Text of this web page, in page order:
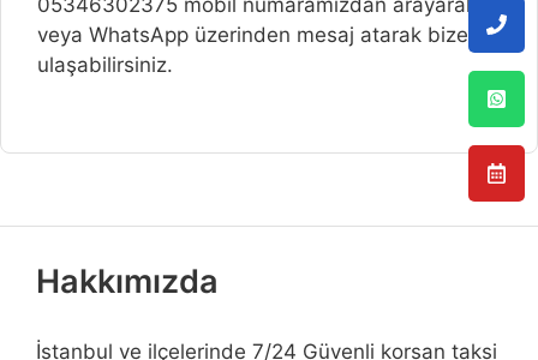
05346302375 mobil numaramızdan arayarak
veya WhatsApp üzerinden mesaj atarak bize
ulaşabilirsiniz.
Hakkımızda
İstanbul ve ilçelerinde 7/24 Güvenli korsan taksi